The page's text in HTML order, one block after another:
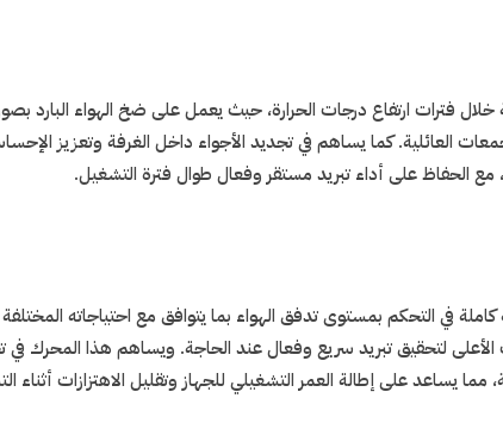
فترات ارتفاع درجات الحرارة، حيث يعمل على ضخ الهواء البارد
العائلية. كما يساهم في تجديد الأجواء داخل الغرفة وتعزيز
مع الحفاظ على أداء تبريد مستقر وفعال طوال فترة التشغيل.
في التحكم بمستوى تدفق الهواء بما يتوافق مع احتياجاته
لتحقيق تبريد سريع وفعال عند الحاجة. ويساهم هذا المحرك في
يساعد على إطالة العمر التشغيلي للجهاز وتقليل الاهتزازات أثناء